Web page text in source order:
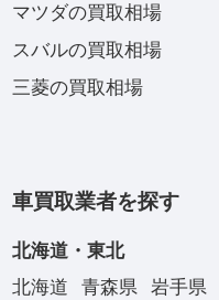
マツダの買取相場
スバルの買取相場
三菱の買取相場
車買取業者を探す
北海道・東北
北海道
青森県 岩手県